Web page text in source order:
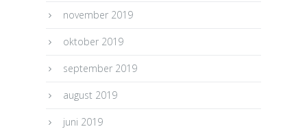
november 2019
oktober 2019
september 2019
august 2019
juni 2019